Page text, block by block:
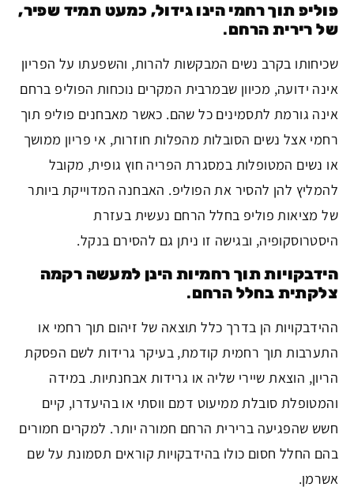
פוליפ תוך רחמי הינו גידול, כמעט תמיד שפיר,
של רירית הרחם.
שכיחותו בקרב נשים המבקשות להרות, והשפעתו על הפריון
אינה ידועה, מכיוון שבמרבית המקרים נוכחות הפוליפ ברחם
אינה גורמת לתסמינים כל שהם. כאשר מאבחנים פוליפ תוך
רחמי אצל נשים הסובלות מהפלות חוזרות, אי פריון ממושך
או נשים המטופלות במסגרת הפריה חוץ גופית, מקובל
להמליץ להן להסיר את הפוליפ. האבחנה המדוייקת ביותר
של מציאות פוליפ בחלל הרחם נעשית בעזרת
היסטרוסקופיה, ובגישה זו ניתן גם להסירם בנקל.
הידבקויות תוך רחמיות הינן למעשה רקמה
צלקתית בחלל הרחם.
ההידבקויות הן בדרך כלל תוצאה של זיהום תוך רחמי או
התערבות תוך רחמית קודמת, בעיקר גרידות לשם הפסקת
הריון, הוצאת שיירי שליה או גרידות אבחנתיות. במידה
והמטופלת סובלת ממיעוט דמם ווסתי או בהיעדרו, קיים
חשש שהפגיעה ברירית הרחם חמורה יותר. למקרים חמורים
בהם החלל חסום כולו בהידבקויות קוראים תסמונת על שם
אשרמן.